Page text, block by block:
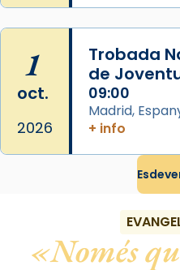
1
oct.
2026
Trobada
de
09:00
Madrid,
+ info
Només